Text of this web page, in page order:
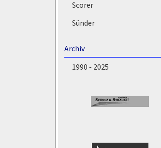
Scorer
Sünder
Archiv
1990 - 2025